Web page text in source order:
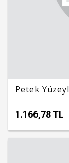
Petek
1.166,78 TL